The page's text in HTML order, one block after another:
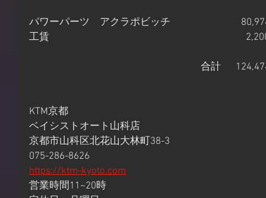
パワーパーツ　アクラポビッチ　　　　　　　
工賃　　　　　　　　　　　　　　　　　　　
合計　  124,474円
KTM京都
ベイシストオート山科店
京都市山科区北花山大林町38-3
075-286-8626
https://ktm-kyoto.com
営業時間11~20時